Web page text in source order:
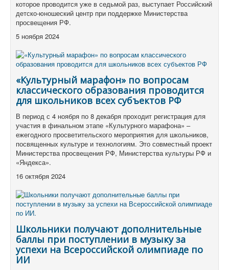
которое проводится уже в седьмой раз, выступает Российский
детско-юношеский центр при поддержке Министерства
просвещения РФ.
5 ноября 2024
«Культурный марафон» по вопросам
классического образования проводится
для школьников всех субъектов РФ
В период с 4 ноября по 8 декабря проходит регистрация для
участия в финальном этапе «Культурного марафона» –
ежегодного просветительского мероприятия для школьников,
посвященных культуре и технологиям. Это совместный проект
Министерства просвещения РФ, Министерства культуры РФ и
«Яндекса».
16 октября 2024
Школьники получают дополнительные
баллы при поступлении в музыку за
успехи на Всероссийской олимпиаде по
ИИ